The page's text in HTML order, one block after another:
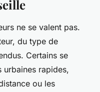
ne se valent pas.
du type de
Certains se
urbaines rapides,
ou les